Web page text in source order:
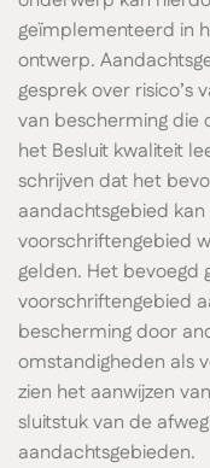
geïmplementeerd in
ontwerp.
gesprek over risico’s
van bescherming die
het Besluit kwaliteit
schrijven dat het
aandachtsgebied
voorschriftengebied
gelden. Het bevoegd
voorschriftengebied
bescherming door
omstandigheden als
zien het aanwijzen
sluitstuk van de
aandachtsgebieden.